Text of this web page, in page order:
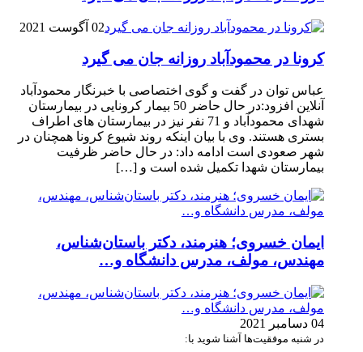
02 آگوست 2021
کرونا در محمودآباد روزانه جان می گیرد
عباس توان در گفت و گوی اختصاصی با خبرنگار محمودآباد
آنلاین افزود:در حال حاضر 50 بیمار کرونایی در بیمارستان
شهدای محمودآباد و 71 نفر نیز در بیمارستان های اطراف
بستری هستند. وی با بیان اینکه روند شیوع کرونا همچنان در
شهر صعودی است ادامه داد: در حال حاضر ظرفیت
بیمارستان شهدا تکمیل شده است و […]
ایمان خسروی؛ هنرمند، دکتر باستان‌شناس،
مهندس، مولف، مدرس دانشگاه و…
04 دسامبر 2021
در شنبه موفقیت‌ها آشنا شوید با: